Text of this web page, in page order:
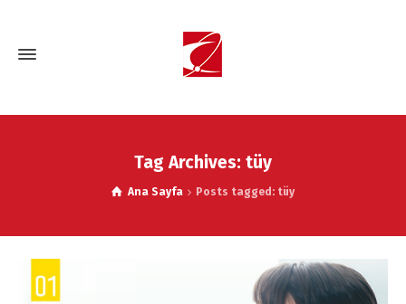
Tag Archives: tüy
Ana Sayfa Posts tagged: tüy